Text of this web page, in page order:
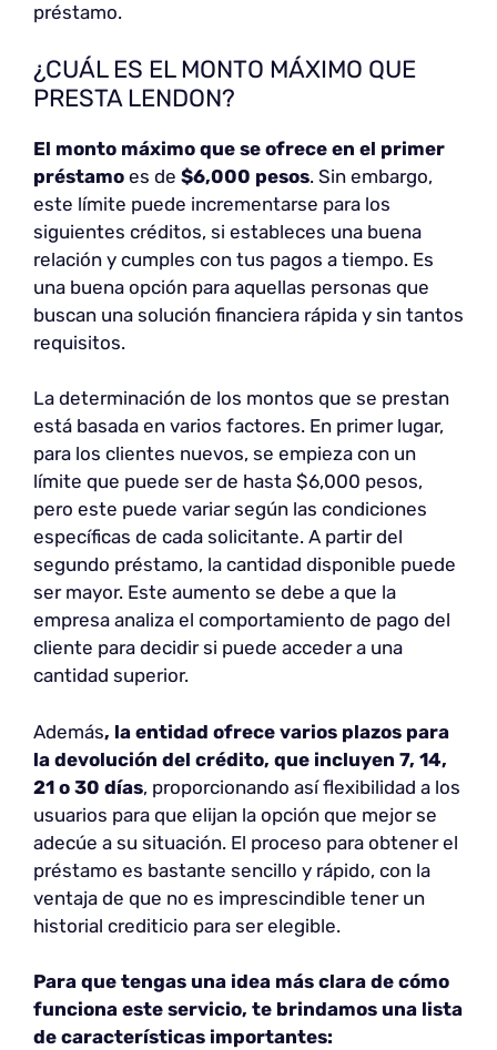
préstamo.
¿CUÁL ES EL MONTO MÁXIMO QUE
PRESTA LENDON?
El monto máximo que se ofrece en el primer
préstamo es de $6,000 pesos. Sin embargo,
este límite puede incrementarse para los
siguientes créditos, si estableces una buena
relación y cumples con tus pagos a tiempo. Es
una buena opción para aquellas personas que
buscan una solución financiera rápida y sin tantos
requisitos.
La determinación de los montos que se prestan
está basada en varios factores. En primer lugar,
para los clientes nuevos, se empieza con un
límite que puede ser de hasta $6,000 pesos,
pero este puede variar según las condiciones
específicas de cada solicitante. A partir del
segundo préstamo, la cantidad disponible puede
ser mayor. Este aumento se debe a que la
empresa analiza el comportamiento de pago del
cliente para decidir si puede acceder a una
cantidad superior.
Además, la entidad ofrece varios plazos para
la devolución del crédito, que incluyen 7, 14,
21 o 30 días, proporcionando así flexibilidad a los
usuarios para que elijan la opción que mejor se
adecúe a su situación. El proceso para obtener el
préstamo es bastante sencillo y rápido, con la
ventaja de que no es imprescindible tener un
historial crediticio para ser elegible.
Para que tengas una idea más clara de cómo
funciona este servicio, te brindamos una lista
de características importantes: